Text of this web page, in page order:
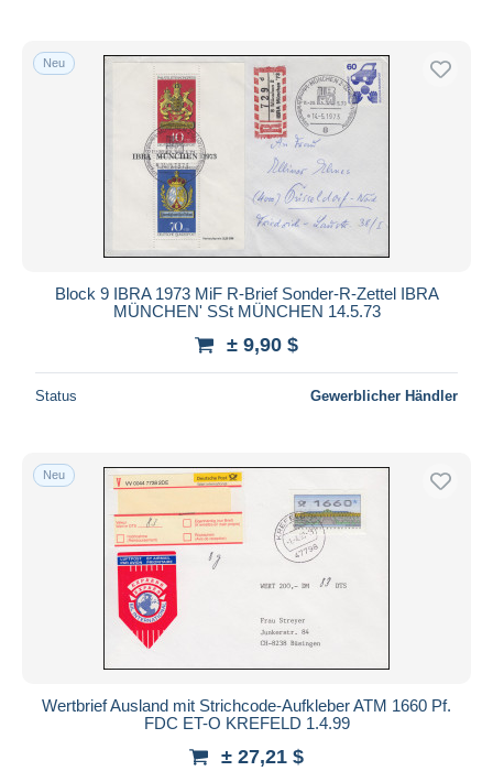
Neu
Block 9 IBRA 1973 MiF R-Brief Sonder-R-Zettel IBRA
MÜNCHEN' SSt MÜNCHEN 14.5.73
± 9,90 $
Status Gewerblicher Händler
Neu
Wertbrief Ausland mit Strichcode-Aufkleber ATM 1660 Pf.
FDC ET-O KREFELD 1.4.99
± 27,21 $